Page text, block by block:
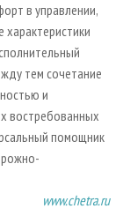
в управлении,
тем сочетание
и
востребованных
помощник
www.chetra.ru